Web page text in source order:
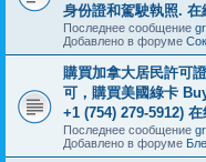
身份證和駕駛執照.
Последнее сообщение
Добавлено в форуме
購買加拿大居民許可
可，購買美國綠卡
+1 (754) 279-5912)
Последнее сообщение
Добавлено в форуме